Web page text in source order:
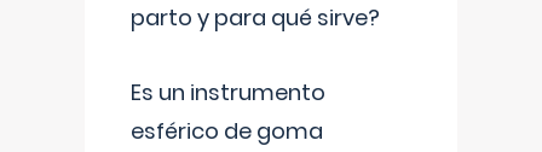
parto y para qué sirve?
Es un instrumento
esférico de goma